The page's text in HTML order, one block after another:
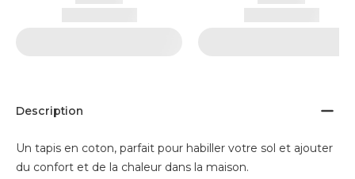
Description
Un tapis en coton, parfait pour habiller votre sol et ajouter
du confort et de la chaleur dans la maison.